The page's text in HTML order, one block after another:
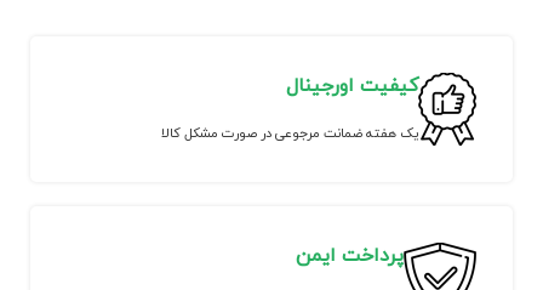
کیفیت اورجینال
یک هفته ضمانت مرجوعی در صورت مشکل کالا
پرداخت ایمن